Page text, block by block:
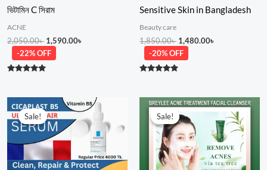
ভিটামিন C সিরাম
ACNE
2,050.00৳ 1,590.00৳
-22% OFF
Sensitive Skin in Bangladesh
Beauty care
1,850.00৳ 1,480.00৳
-20% OFF
Sale!
Sale!
Original
price
was:
4,000.00৳ .
Current
price
is:
3,200.00৳ .
Sale!
Sale!
Original
price
was:
750.00৳ .
Current
price
580.00৳ .